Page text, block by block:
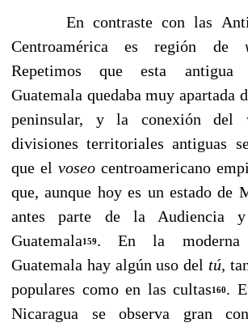
En contraste con las
Centroamérica es región de
Repetimos que esta antigua
Guatemala quedaba muy apartada
peninsular, y la conexión del
divisiones terri­toriales antiguas
que el voseo centroameri­cano
que, aunque hoy es un estado de
antes parte de la Audiencia
Guatemala159. En la moderna
Guatemala hay algún uso del tú,
populares como en las cultas160.
Nicaragua se observa gran